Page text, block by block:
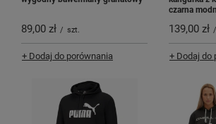
89,00 zł / szt.
+ Dodaj do porównania
czarna
139,00 zł /
+ Dodaj do